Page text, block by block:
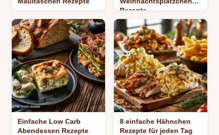
Rezepte
Einfache Low Carb
Abendessen Rezepte
8 einfache Hähnchen
Rezepte für jeden Tag